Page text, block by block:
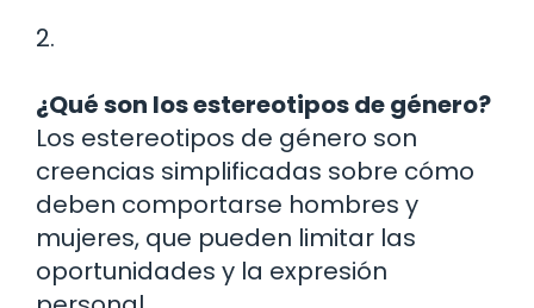
2.
¿Qué son los estereotipos de género?
Los estereotipos de género son
creencias simplificadas sobre cómo
deben comportarse hombres y
mujeres, que pueden limitar las
oportunidades y la expresión